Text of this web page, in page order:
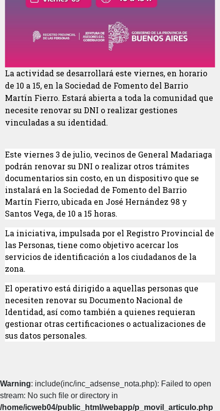
La actividad se desarrollará este viernes, en horario
de 10 a 15, en la Sociedad de Fomento del Barrio
Martín Fierro. Estará abierta a toda la comunidad que
necesite renovar su DNI o realizar gestiones
vinculadas a su identidad.
Este viernes 3 de julio, vecinos de General Madariaga
podrán renovar su DNI o realizar otros trámites
documentarios sin costo, en un dispositivo que se
instalará en la Sociedad de Fomento del Barrio
Martín Fierro, ubicada en José Hernández 98 y
Santos Vega, de 10 a 15 horas.
La iniciativa, impulsada por el Registro Provincial de
las Personas, tiene como objetivo acercar los
servicios de identificación a los ciudadanos de la
zona.
El operativo está dirigido a aquellas personas que
necesiten renovar su Documento Nacional de
Identidad, así como también a quienes requieran
gestionar otras certificaciones o actualizaciones de
sus datos personales.
Warning: include(inc/inc_adsense_nota.php): Failed to open
stream: No such file or directory in
/home/icweb04/public_html/webapp/p_movil_articulo.php